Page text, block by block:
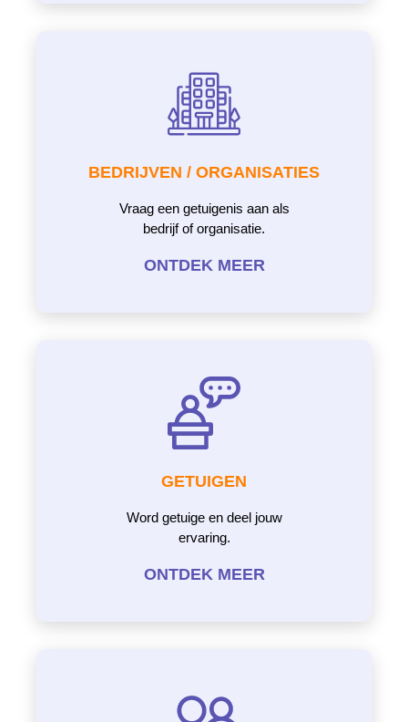
BEDRIJVEN / ORGANISATIES
Vraag een getuigenis aan als
bedrijf of organisatie.
ONTDEK MEER
GETUIGEN
Word getuige en deel jouw
ervaring.
ONTDEK MEER